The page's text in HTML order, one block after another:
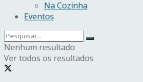
Na Cozinha
Eventos
Nenhum resultado
Ver todos os resultados